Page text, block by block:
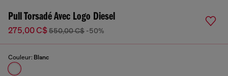
Pull Torsadé Avec Logo Diesel
275,00 C$550,00 C$ -50%
Couleur: Blanc